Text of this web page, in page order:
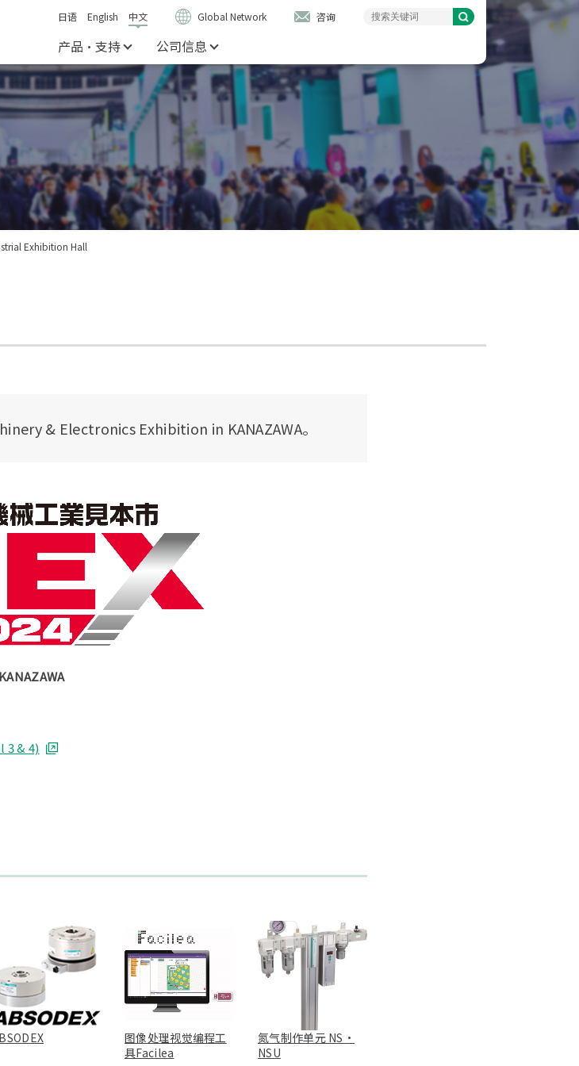
日语 English 中文 Global Network 咨询
产品・支持 公司信息
Exhibition Hall
& Electronics Exhibition in KANAZAWA。
& 4)
图像处理视觉编程工
具Facilea
氮气制作单元 NS・
NSU